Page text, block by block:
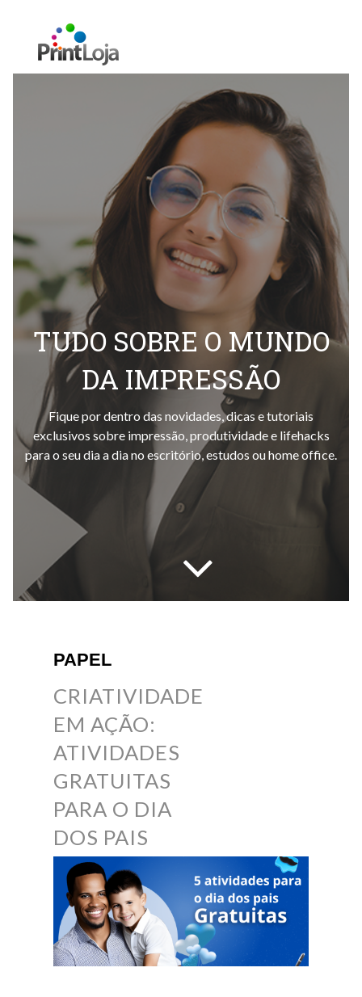
TUDO SOBRE O MUNDO
DA IMPRESSÃO
Fique por dentro das novidades, dicas e tutoriais
exclusivos sobre impressão, produtividade e lifehacks
para o seu dia a dia no escritório, estudos ou home office.
PAPEL
CRIATIVIDADE
EM AÇÃO:
ATIVIDADES
GRATUITAS
PARA O DIA
DOS PAIS